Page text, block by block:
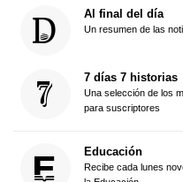
Al final del día
Un resumen de las
7 días 7 historias
Una selección de los
para suscriptores
Educación
Recibe cada lunes